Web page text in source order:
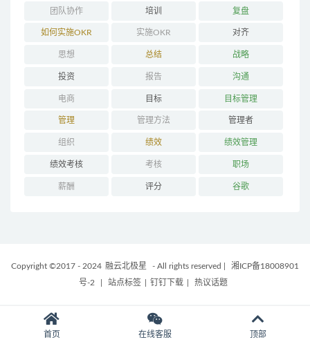
团队协作 培训 复盘
如何实施OKR 实施OKR 对齐
思想 总结 战略
投资 报告 沟通
电商 目标 目标管理
管理 管理方法 管理者
组织 绩效 绩效管理
绩效考核 考核 职场
薪酬 评分 谷歌
Copyright ©2017 - 2024 融云北极星 - All rights reserved
湘ICP备18008901
号-2
站点标签 钉钉下载 热议话题
首页 在线客服 顶部